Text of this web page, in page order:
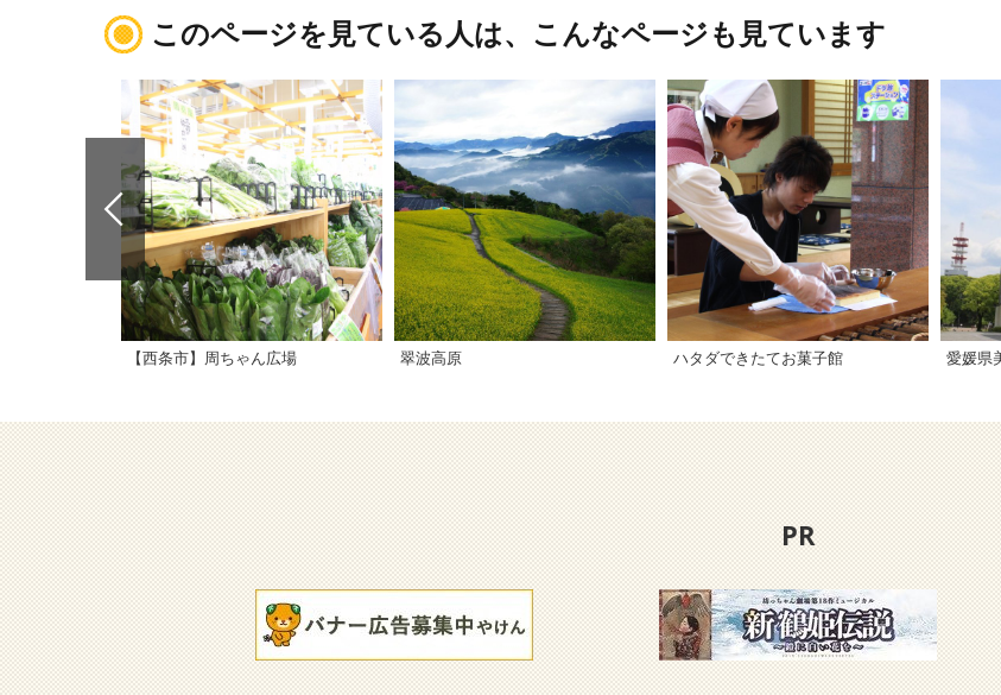
このページを見ている人は、こんなページも見ています
【西条市】周ちゃん広場 翠波高原 ハタダできたてお菓子館
PR